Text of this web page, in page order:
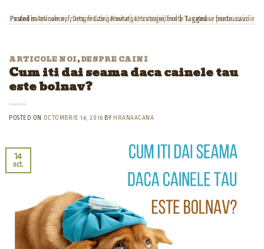
Posted inArticole noi,Despre Caini,Noutati,Uncategorized| Tagged
ce fructe au voie cainii sa manance,fructe,fructe permise pentru caini,fructe sanatoase pentru caini
ARTICOLE NOI,DESPRE CAINI
Cum iti dai seama daca cainele tau
este bolnav?
POSTED ON OCTOMBRIE 14, 2016 BY HRANAACANA
14
oct.